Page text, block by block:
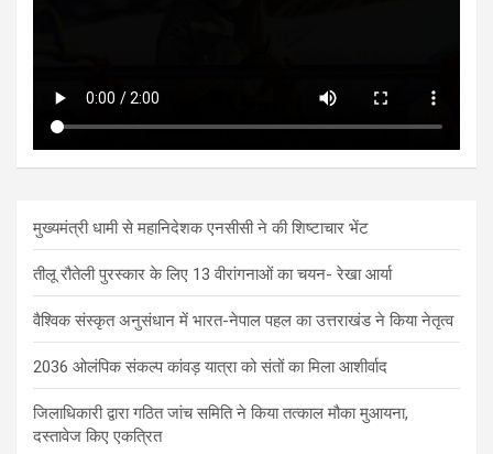
मुख्यमंत्री धामी से महानिदेशक एनसीसी ने की शिष्टाचार भेंट
तीलू रौतेली पुरस्कार के लिए 13 वीरांगनाओं का चयन- रेखा आर्या
वैश्विक संस्कृत अनुसंधान में भारत-नेपाल पहल का उत्तराखंड ने किया नेतृत्व
2036 ओलंपिक संकल्प कांवड़ यात्रा को संतों का मिला आशीर्वाद
जिलाधिकारी द्वारा गठित जांच समिति ने किया तत्काल मौका मुआयना,
दस्तावेज किए एकत्रित